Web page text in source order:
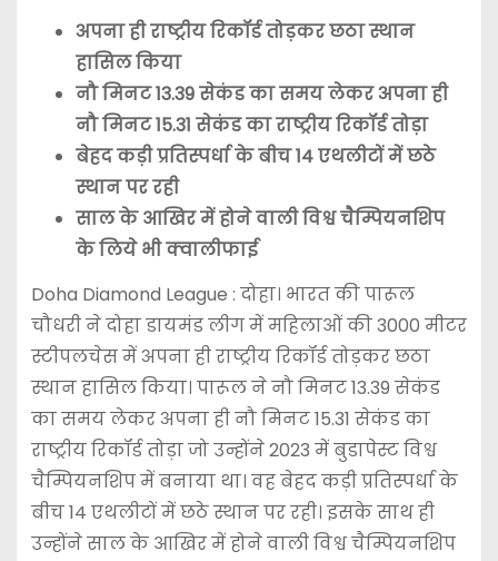
अपना ही राष्ट्रीय रिकॉर्ड तोड़कर छठा स्थान
हासिल किया
नौ मिनट 13.39 सेकंड का समय लेकर अपना ही
नौ मिनट 15.31 सेकंड का राष्ट्रीय रिकॉर्ड तोड़ा
बेहद कड़ी प्रतिस्पर्धा के बीच 14 एथलीटों में छठे
स्थान पर रही
साल के आखिर में होने वाली विश्व चैम्पियनशिप
के लिये भी क्वालीफाई
Doha Diamond League : दोहा। भारत की पारूल
चौधरी ने दोहा डायमंड लीग में महिलाओं की 3000 मीटर
स्टीपलचेस में अपना ही राष्ट्रीय रिकॉर्ड तोड़कर छठा
स्थान हासिल किया। पारूल ने नौ मिनट 13.39 सेकंड
का समय लेकर अपना ही नौ मिनट 15.31 सेकंड का
राष्ट्रीय रिकॉर्ड तोड़ा जो उन्होंने 2023 में बुडापेस्ट विश्व
चैम्पियनशिप में बनाया था। वह बेहद कड़ी प्रतिस्पर्धा के
बीच 14 एथलीटों में छठे स्थान पर रही। इसके साथ ही
उन्होंने साल के आखिर में होने वाली विश्व चैम्पियनशिप